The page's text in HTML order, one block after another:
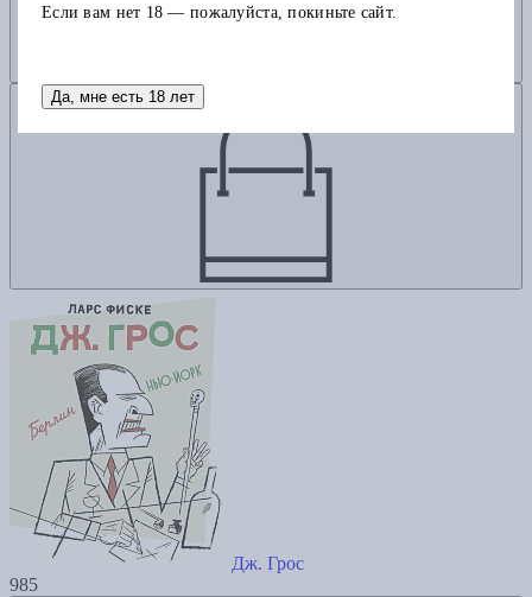
Дж. Грос
985
Если вам нет 18 — пожалуйста, покиньте сайт.
Да, мне есть 18 лет